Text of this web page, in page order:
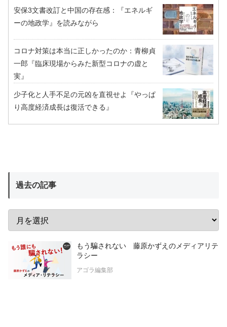
安保3文書改訂と中国の存在感：『エネルギ
ーの地政学』を読みながら
コロナ対策は本当に正しかったのか：青柳貞
一郎『臨床現場からみた新型コロナの虚と
実』
少子化と人手不足の元凶を直視せよ『やっぱ
り高度経済成長は復活できる』
過去の記事
もう騙されない 藤原かずえのメディアリテ
ラシー
アゴラ編集部